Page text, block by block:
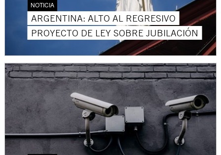
NOTICIA
ARGENTINA: ALTO AL REGRESIVO
PROYECTO DE LEY SOBRE JUBILACIÓN